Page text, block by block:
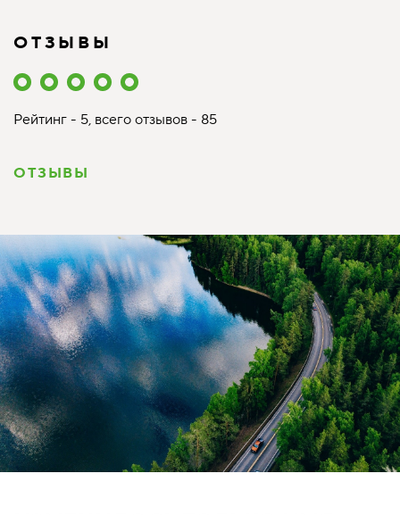
ОТЗЫВЫ
Рейтинг - 5, всего отзывов - 85
ОТЗЫВЫ